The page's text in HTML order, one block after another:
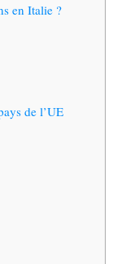
en Italie ?
de l’UE